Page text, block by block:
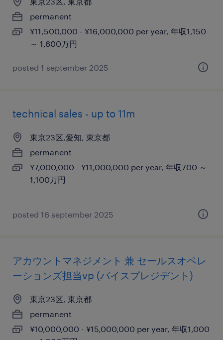
permanent
¥11,500,000 - ¥16,000,000 per year, 年収1,150
～ 1,600万円
posted 1 september 2025
technical sales - up to 11m
東京23区,愛知, 東京都
permanent
¥7,000,000 - ¥11,000,000 per year, 年収700 ～
1,100万円
posted 16 september 2025
アカウントマネジメント 兼 セールスオペレ
ーションズ担当vp (バイスプレジデント)
東京23区, 東京都
permanent
¥10,000,000 - ¥15,000,000 per year, 年収1,000